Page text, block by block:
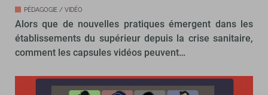
PÉDAGOGIE / VIDÉO
Alors que de nouvelles pratiques émergent dans les
établissements du supérieur depuis la crise sanitaire,
comment les capsules vidéos peuvent…